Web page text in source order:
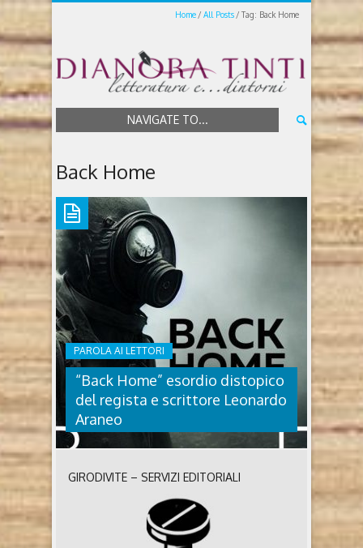
Home All Posts Tag: Back Home
NAVIGATE TO...
Back Home
PAROLA AI LETTORI
“Back Home” esordio distopico
del regista e scrittore Leonardo
Araneo
“BACK HOME” ESORDIO
DISTOPICO DEL REGISTA E
SCRITTORE LEONARDO ARANEO
GIRODIVITE – SERVIZI EDITORIALI